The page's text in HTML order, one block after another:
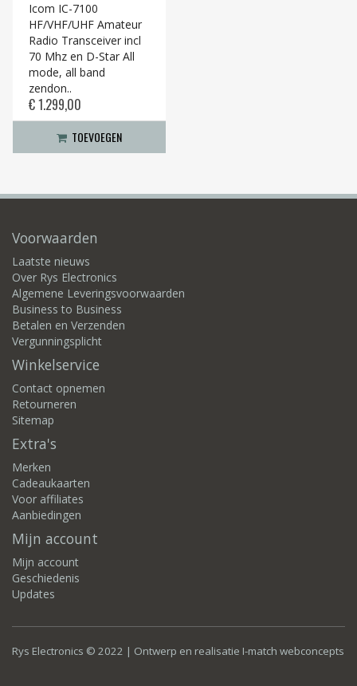
Icom IC-7100
HF/VHF/UHF Amateur
Radio Transceiver incl
70 Mhz en D-Star All
mode, all band
zendon..
€ 1.299,00
TOEVOEGEN
Voorwaarden
Laatste nieuws
Over Rys Electronics
Algemene Leveringsvoorwaarden
Business to Business
Betalen en Verzenden
Vergunningsplicht
Winkelservice
Contact opnemen
Retourneren
Sitemap
Extra's
Merken
Cadeaukaarten
Voor affiliates
Aanbiedingen
Mijn account
Mijn account
Geschiedenis
Updates
Rys Electronics © 2022 | Ontwerp en realisatie I-match webconcepts